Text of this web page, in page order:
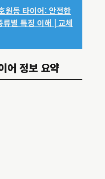
원동 타이어: 안전한
별 특징 이해 | 교체
어 정보 요약